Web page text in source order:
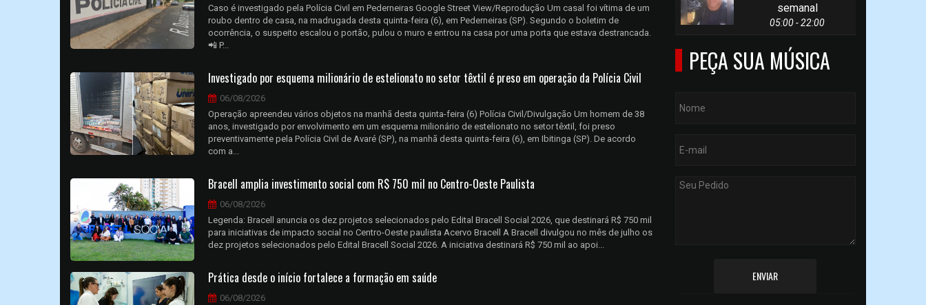
Caso é investigado pela Polícia Civil em Pederneiras Google Street View/Reprodução Um casal foi vítima de um
roubo dentro de casa, na madrugada desta quinta-feira (6), em Pederneiras (SP). Segundo o boletim de
ocorrência, o suspeito escalou o portão, pulou o muro e entrou na casa por uma porta que estava destrancada.
📲 P...
Investigado por esquema milionário de estelionato no setor têxtil é preso em operação da Polícia Civil
06/08/2026
Operação apreendeu vários objetos na manhã desta quinta-feira (6) Polícia Civil/Divulgação Um homem de 38
anos, investigado por envolvimento em um esquema milionário de estelionato no setor têxtil, foi preso
preventivamente pela Polícia Civil de Avaré (SP), na manhã desta quinta-feira (6), em Ibitinga (SP). De acordo
com a...
Bracell amplia investimento social com R$ 750 mil no Centro-Oeste Paulista
06/08/2026
Legenda: Bracell anuncia os dez projetos selecionados pelo Edital Bracell Social 2026, que destinará R$ 750 mil
para iniciativas de impacto social no Centro-Oeste paulista Acervo Bracell A Bracell divulgou no mês de julho os
dez projetos selecionados pelo Edital Bracell Social 2026. A iniciativa destinará R$ 750 mil ao apoi...
Prática desde o início fortalece a formação em saúde
06/08/2026
semanal
05:00 - 22:00
PEÇA SUA MÚSICA
ENVIAR